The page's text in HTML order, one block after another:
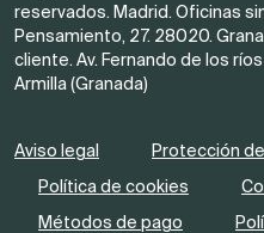
reservados. Madrid. Oficinas
Pensamiento, 27. 28020.
cliente. Av. Fernando de los ríos
Armilla (Granada)
Aviso legal
Protección
Política de cookies
Métodos de pago